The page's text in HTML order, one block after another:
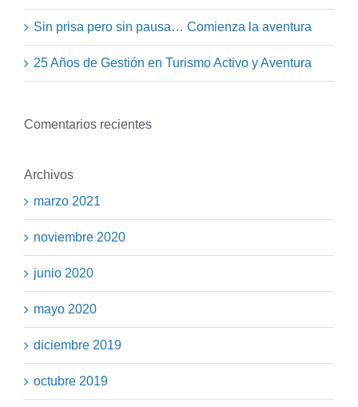
Sin prisa pero sin pausa… Comienza la aventura
25 Años de Gestión en Turismo Activo y Aventura
Comentarios recientes
Archivos
marzo 2021
noviembre 2020
junio 2020
mayo 2020
diciembre 2019
octubre 2019